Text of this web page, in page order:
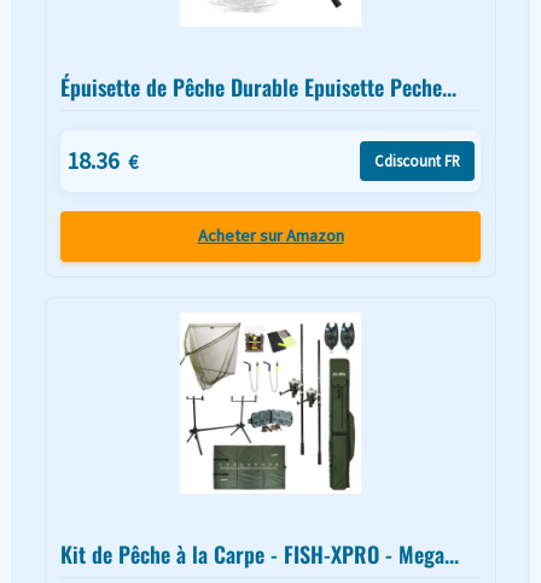
Épuisette de Pêche Durable Epuisette Peche...
18.36 € Cdiscount FR
Acheter sur Amazon
Kit de Pêche à la Carpe - FISH-XPRO - Mega...